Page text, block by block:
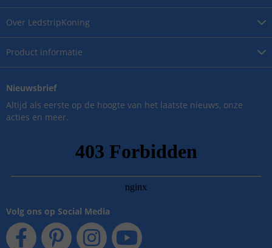
Over LedstripKoning
Product informatie
Nieuwsbrief
Altijd als eerste op de hoogte van het laatste nieuws, onze
acties en meer.
Volg ons op Social Media